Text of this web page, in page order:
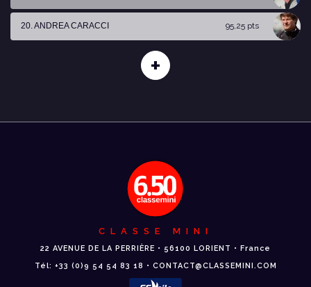
20. ANDREA CARACCI 95,25 pts
+
CLASSE MINI
22 AVENUE DE LA PERRIÈRE • 56100 LORIENT • France
Tél: +33 (0)9 54 54 83 18 • CONTACT@CLASSEMINI.COM